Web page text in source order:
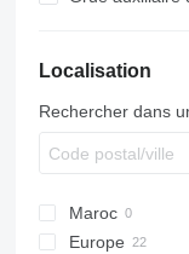
Localisation
Rechercher dans
Maroc
Europe